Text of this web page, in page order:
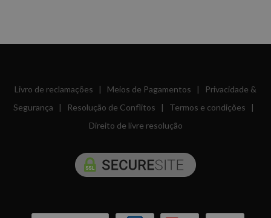
Livro de reclamações | Meios de Pagamentos |
Privacidade &
Segurança | Resolução de Conflitos | Termos e condições |
Direito de livre resolução